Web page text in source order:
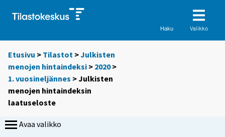
Haku Valikko
Etusivu > Tilastot >Julkisten
menojen hintaindeksi > 2020>
1. vuosineljännes > Julkisten
menojen hintaindeksin
laatuseloste
Avaa valikko